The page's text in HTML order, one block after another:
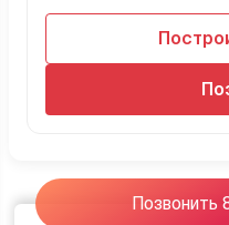
Позвонить